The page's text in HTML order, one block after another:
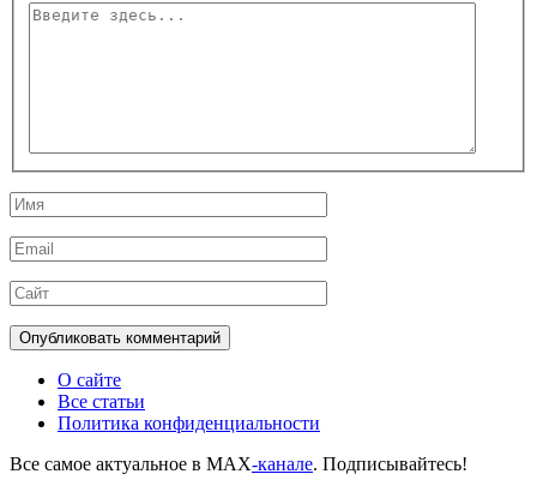
Введите
Имя
Email
Сайт
О сайте
Все статьи
Политика конфиденциальности
Все самое актуальное в MAX-канале. Подписывайтесь!